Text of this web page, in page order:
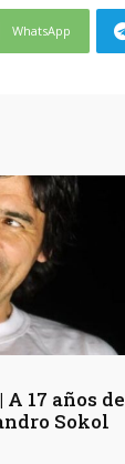
WhatsApp
17 años de
Sokol